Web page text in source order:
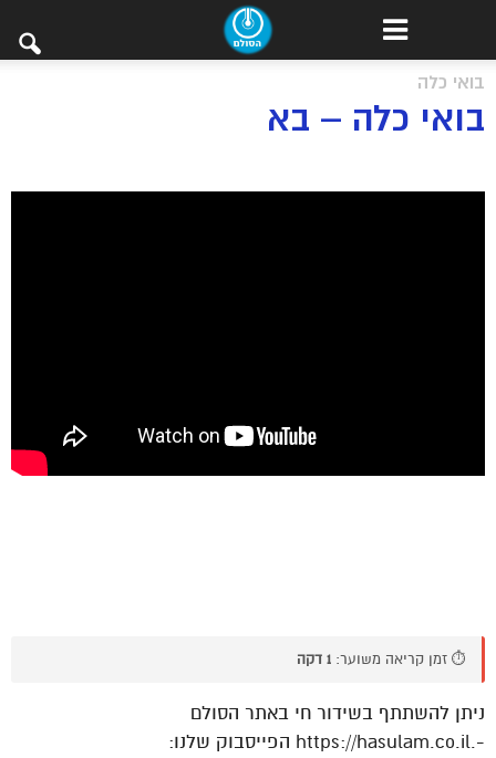
בואי כלה
בואי כלה – בא
⏱️ זמן קריאה משוער: 1 דקה
ניתן להשתתף בשידור חי באתר הסולם
-.https://hasulam.co.il הפייסבוק שלנו: